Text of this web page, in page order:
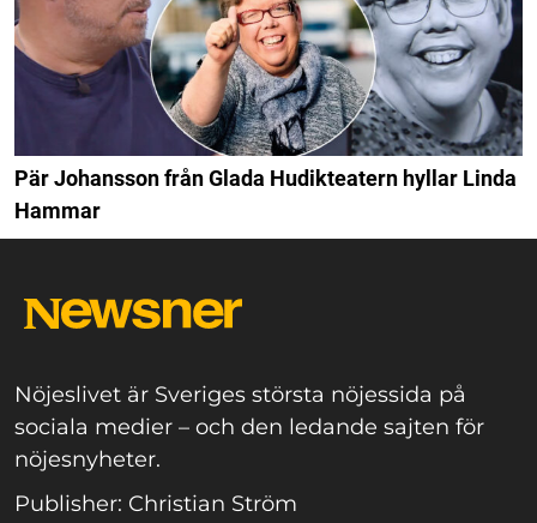
Pär Johansson från Glada Hudikteatern hyllar Linda
Hammar
Nöjeslivet är Sveriges största nöjessida på
sociala medier – och den ledande sajten för
nöjesnyheter.
Publisher: Christian Ström